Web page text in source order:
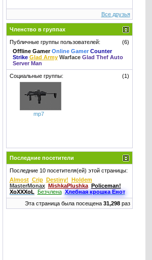
Все друзья
Членство в группах
(6)
Публичные группы пользователей:
Offline Gamer Online Gamer Counter
Strike Glad Army Warface Glad Thef Auto
Server Man
(1)
Социальные группы:
mp7
Последние посетители
Последние 10 посетителя(ей) этой страницы:
Almost Crip Destiny! Holdem
MasterMonax MishkaPlushka Policeman!
XoXXXoL Безчлена Хлебная крошкa Енот
Эта страница была посещена 31,298раз